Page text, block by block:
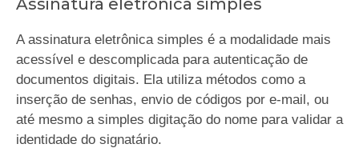
Assinatura eletrônica simples
A assinatura eletrônica simples é a modalidade mais
acessível e descomplicada para autenticação de
documentos digitais. Ela utiliza métodos como a
inserção de senhas, envio de códigos por e-mail, ou
até mesmo a simples digitação do nome para validar a
identidade do signatário.